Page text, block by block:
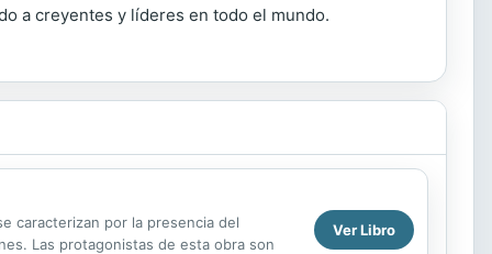
a creyentes y líderes en todo el mundo.
caracterizan por la presencia del
Las protagonistas de esta obra son
Ver Libro